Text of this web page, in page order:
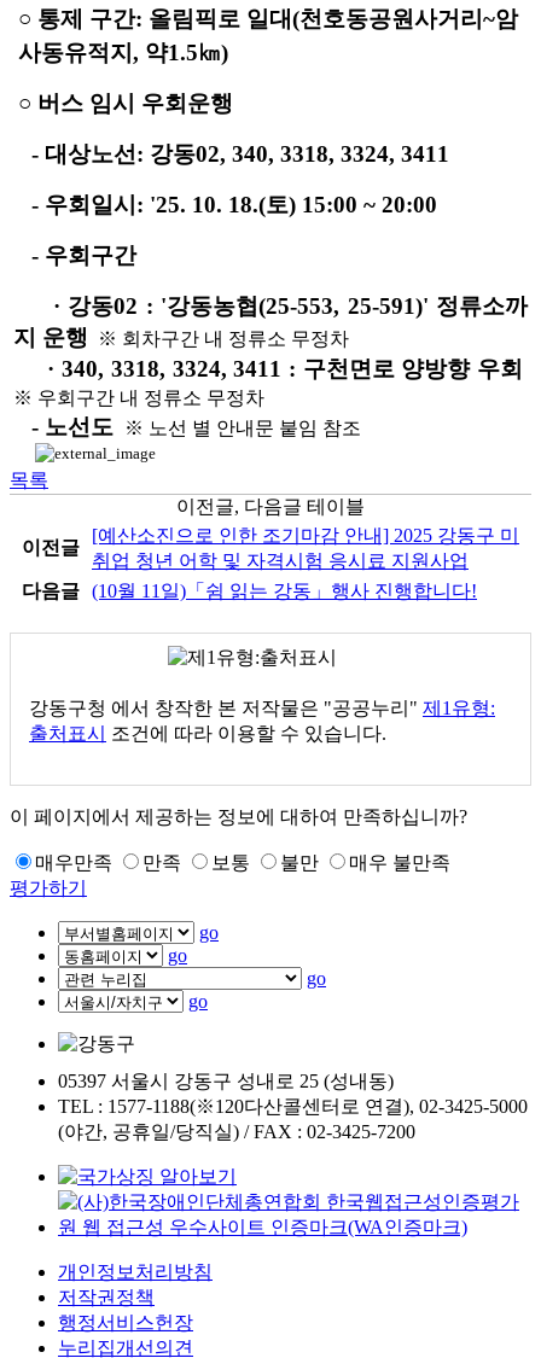
○ 통제 구간: 올림픽로 일대(천호동공원사거리 ~암
사동유적지 , 약1.5㎞)
○ 버스 임시 우회운행
- 대상노선: 강동02, 340, 3318, 3324, 3411
- 우회일시: '25. 10. 18.(토) 15:00 ~ 20:00
- 우회구간
· 강동02 : '강동농협(25-553, 25-591)' 정류소까
지 운행
※ 회차구간 내 정류소 무정차
· 340, 3318, 3324, 3411 : 구천면로 양방향 우회
※ 우회구간 내 정류소 무정차
- 노선도 ※ 노선 별 안내문 붙임 참조
목록
이전글, 다음글 테이블
이전글
[예산소진으로 인한 조기마감 안내] 2025 강동구 미
취업 청년 어학 및 자격시험 응시료 지원사업
다음글
(10월 11일)「쉼 읽는 강동」행사 진행합니다!
강동구청 에서 창작한 본 저작물은 "공공누리" 제1유형:
출처표시
조건에 따라 이용할 수 있습니다.
이 페이지에서 제공하는 정보에 대하여 만족하십니까?
매우만족 만족 보통 불만
매우 불만족
평가하기
go
go
go
go
05397 서울시 강동구 성내로 25 (성내동)
TEL : 1577-1188(※120다산콜센터로 연결), 02-3425-5000
(야간, 공휴일/당직실) / FAX : 02-3425-7200
개인정보처리방침
저작권정책
행정서비스헌장
누리집개선의견